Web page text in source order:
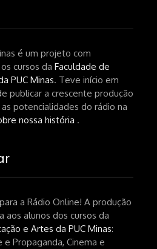
é um projeto com
cursos da Faculdade de
PUC Minas. Teve início em
publicar a crescente produção
potencialidades do rádio na
nossa história .
a Rádio Online! A produção
aos alunos dos cursos da
e Artes da PUC Minas:
e Propaganda, Cinema e